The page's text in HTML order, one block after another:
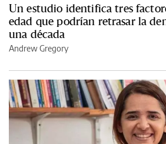
Un estudio identifica tres
edad que podrían retrasar la
una década
Andrew Gregory